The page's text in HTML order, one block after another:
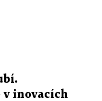
v inovacích